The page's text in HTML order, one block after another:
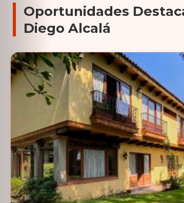
Oportunidades
Diego Alcalá